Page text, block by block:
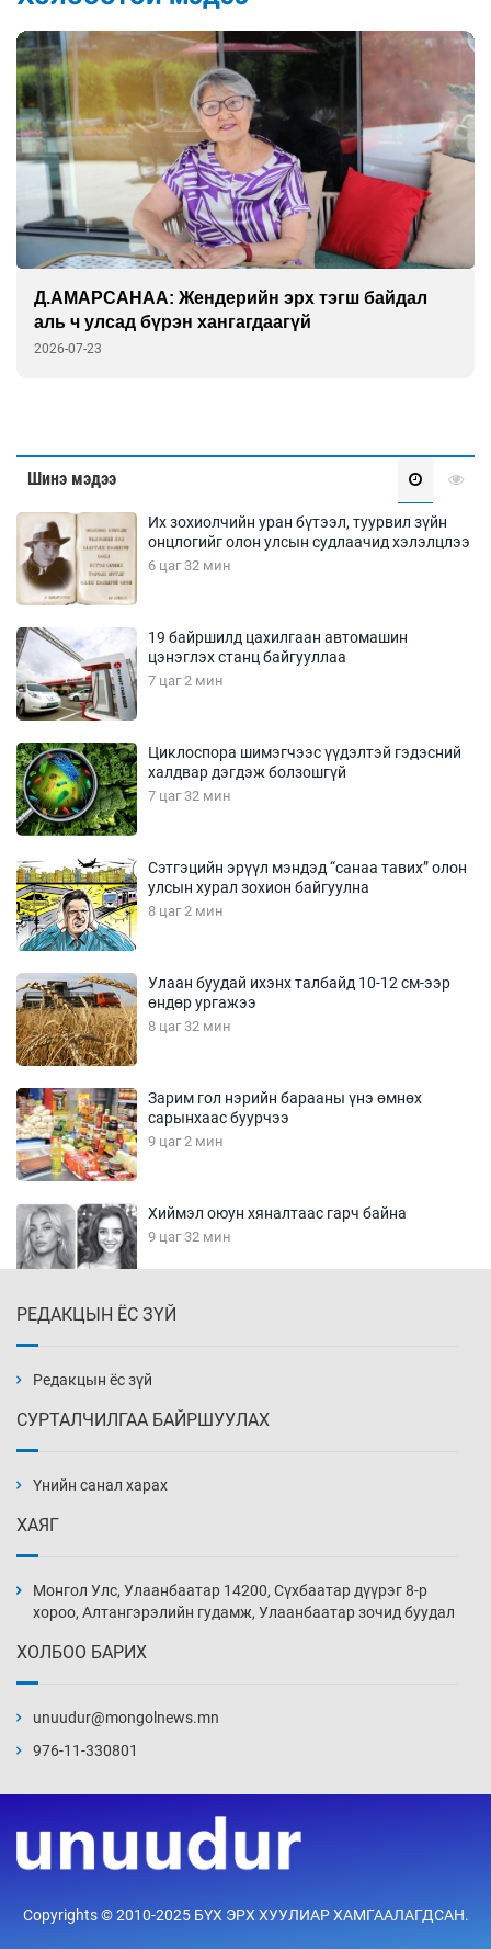
Д.АМАРСАНАА: Жендерийн эрх тэгш байдал
аль ч улсад бүрэн хангагдаагүй
2026-07-23
Шинэ мэдээ
Их зохиолчийн уран бүтээл, туурвил зүйн
онцлогийг олон улсын судлаачид хэлэлцлээ
6 цаг 32 мин
19 байршилд цахилгаан автомашин
цэнэглэх станц байгууллаа
7 цаг 2 мин
Циклоспора шимэгчээс үүдэлтэй гэдэсний
халдвар дэгдэж болзошгүй
7 цаг 32 мин
Сэтгэцийн эрүүл мэндэд “санаа тавих” олон
улсын хурал зохион байгуулна
8 цаг 2 мин
Улаан буудай ихэнх талбайд 10-12 см-ээр
өндөр ургажээ
8 цаг 32 мин
Зарим гол нэрийн барааны үнэ өмнөх
сарынхаас буурчээ
9 цаг 2 мин
Хиймэл оюун хяналтаас гарч байна
9 цаг 32 мин
10 цаг 2 мин
нэмэгджээ
10 цаг 32 мин
11 цаг 2 мин
11 цаг 32 мин
үйлчилж буй гэв
РЕДАКЦЫН ЁС ЗҮЙ
Редакцын ёс зүй
СУРТАЛЧИЛГАА БАЙРШУУЛАХ
Үнийн санал харах
ХАЯГ
Монгол Улс, Улаанбаатар 14200, Сүхбаатар дүүрэг 8-р
хороо, Алтангэрэлийн гудамж, Улаанбаатар зочид буудал
ХОЛБОО БАРИХ
unuudur@mongolnews.mn
976-11-330801
Copyrights © 2010-2025 БҮХ ЭРХ ХУУЛИАР ХАМГААЛАГДСАН.